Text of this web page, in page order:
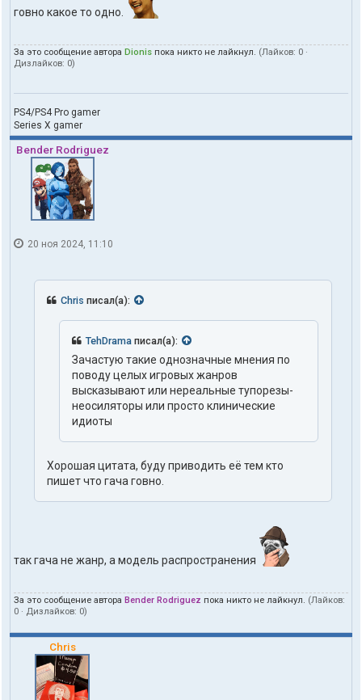
говно какое то одно.
За это сообщение автора Dionis пока никто не лайкнул. (Лайков: 0 ·
Дизлайков: 0)
PS4/PS4 Pro gamer
Series X gamer
Bender Rodriguez
20 ноя 2024, 11:10
Chris писал(а):
TehDrama писал(а):
Зачастую такие однозначные мнения по
поводу целых игровых жанров
высказывают или нереальные тупорезы-
неосиляторы или просто клинические
идиоты
Хорошая цитата, буду приводить её тем кто
пишет что гача говно.
так гача не жанр, а модель распространения
За это сообщение автора Bender Rodriguez пока никто не лайкнул. (Лайков:
0 · Дизлайков: 0)
Chris